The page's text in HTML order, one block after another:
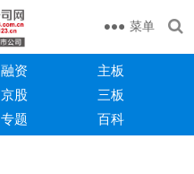
菜单
融资
主板
京股
三板
专题 百科